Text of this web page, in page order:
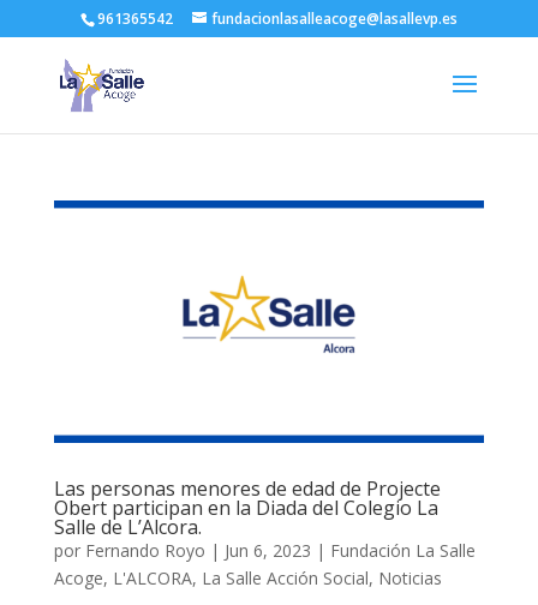
961365542 fundacionlasalleacoge@lasallevp.es
Las personas menores de edad de Projecte
Obert participan en la Diada del Colegio La
Salle de L’Alcora.
por Fernando Royo | Jun 6, 2023 | Fundación La Salle
Acoge, L'ALCORA, La Salle Acción Social, Noticias